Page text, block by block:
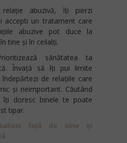
relație abuzivă, îți pierzi
accepti un tratament care
abuzive pot duce la
tine și în ceilalți.
sănătatea ta
Învață să îți pui limite
de relațiile care
și neimportant. Căutând
îți doresc binele te poate
tipar.
față de sine și